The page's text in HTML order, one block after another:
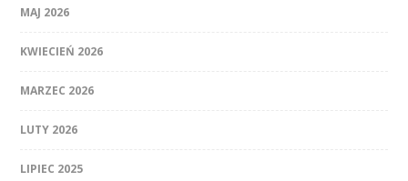
MAJ 2026
KWIECIEŃ 2026
MARZEC 2026
LUTY 2026
LIPIEC 2025